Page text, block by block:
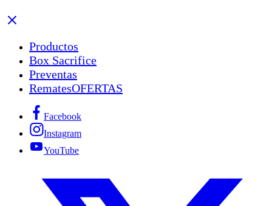
Productos
Box Sacrifice
Preventas
RematesOFERTAS
Facebook
Instagram
YouTube